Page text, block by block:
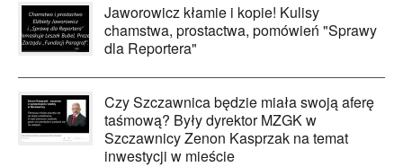
Jaworowicz kłamie i kopie! Kulisy
chamstwa, prostactwa, pomówień "Sprawy
dla Reportera"
Czy Szczawnica będzie miała swoją aferę
taśmową? Były dyrektor MZGK w
Szczawnicy Zenon Kasprzak na temat
inwestycji w mieście